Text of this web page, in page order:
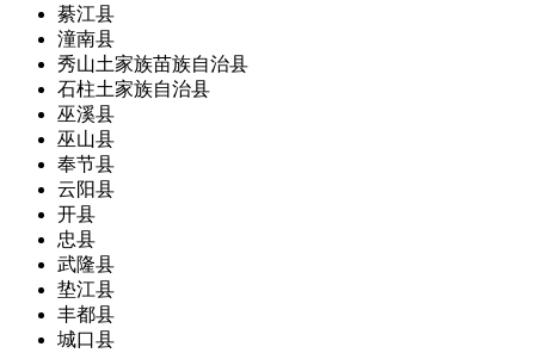
綦江县
潼南县
秀山土家族苗族自治县
石柱土家族自治县
巫溪县
巫山县
奉节县
云阳县
开县
忠县
武隆县
垫江县
丰都县
城口县